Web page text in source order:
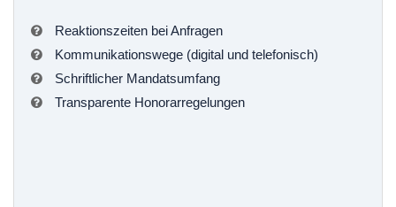
Reaktionszeiten bei Anfragen
Kommunikationswege (digital und telefonisch)
Schriftlicher Mandatsumfang
Transparente Honorarregelungen